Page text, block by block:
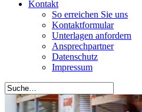
Kontakt
So erreichen Sie uns
Kontaktformular
Unterlagen anfordern
Ansprechpartner
Datenschutz
Impressum